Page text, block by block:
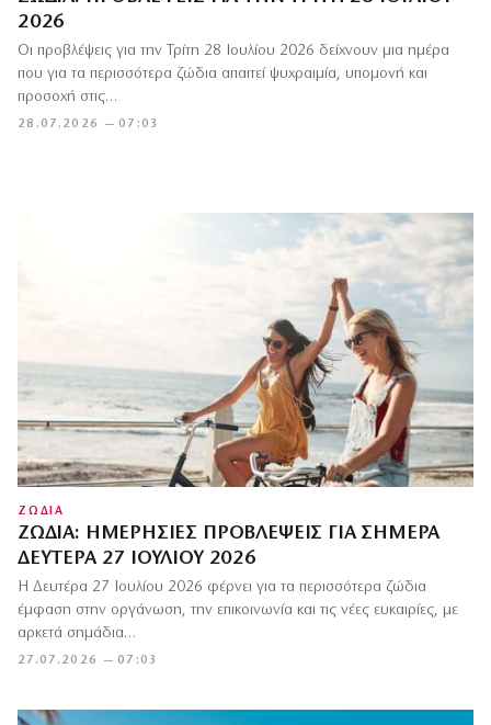
2026
28.07.2026 — 07:03
Οι προβλέψεις για την Τρίτη 28 Ιουλίου 2026 δείχνουν μια ημέρα
που για τα περισσότερα ζώδια απαιτεί ψυχραιμία, υπομονή και
προσοχή στις…
ΖΩΔΙΑ
ΖΏΔΙΑ: ΗΜΕΡΉΣΙΕΣ ΠΡΟΒΛΈΨΕΙΣ ΓΙΑ ΣΉΜΕΡΑ
ΔΕΥΤΈΡΑ 27 ΙΟΥΛΊΟΥ 2026
27.07.2026 — 07:03
Η Δευτέρα 27 Ιουλίου 2026 φέρνει για τα περισσότερα ζώδια
έμφαση στην οργάνωση, την επικοινωνία και τις νέες ευκαιρίες, με
αρκετά σημάδια…